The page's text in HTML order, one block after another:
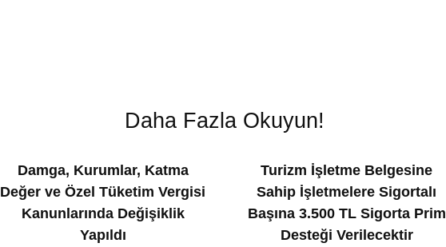
Daha Fazla Okuyun!
Damga, Kurumlar, Katma
Değer ve Özel Tüketim Vergisi
Kanunlarında Değişiklik
Yapıldı
Turizm İşletme Belgesine
Sahip İşletmelere Sigortalı
Başına 3.500 TL Sigorta Prim
Desteği Verilecektir